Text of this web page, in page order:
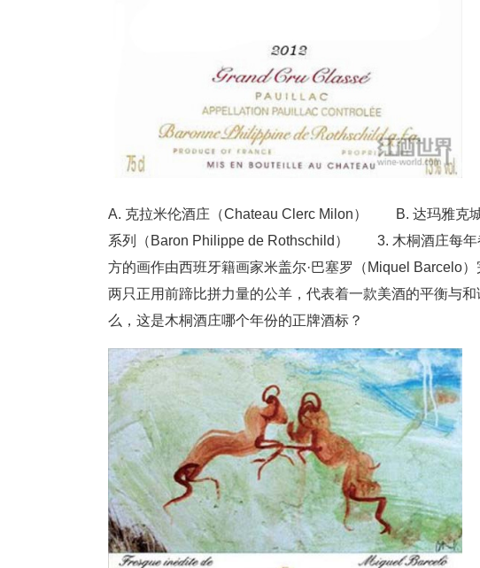
A. 克拉米伦酒庄（Chateau Clerc Milon） B. 达玛雅
系列（Baron Philippe de Rothschild） 3. 木桐酒庄每年
方的画作由西班牙籍画家米盖尔·巴塞罗（Miquel Barcelo
两只正用前蹄比拼力量的公羊，代表着一款美酒的平衡与
么，这是木桐酒庄哪个年份的正牌酒标？